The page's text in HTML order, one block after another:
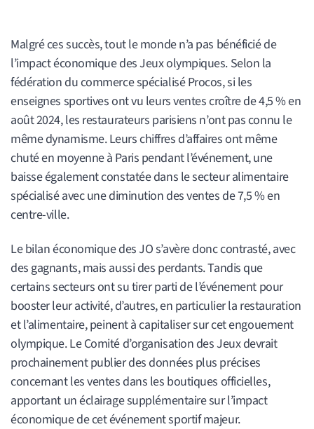
Malgré ces succès, tout le monde n’a pas bénéficié de
l’impact économique des Jeux olympiques. Selon la
fédération du commerce spécialisé Procos, si les
enseignes sportives ont vu leurs ventes croître de 4,5 % en
août 2024, les restaurateurs parisiens n’ont pas connu le
même dynamisme. Leurs chiffres d’affaires ont même
chuté en moyenne à Paris pendant l’événement, une
baisse également constatée dans le secteur alimentaire
spécialisé avec une diminution des ventes de 7,5 % en
centre-ville.
Le bilan économique des JO s’avère donc contrasté, avec
des gagnants, mais aussi des perdants. Tandis que
certains secteurs ont su tirer parti de l’événement pour
booster leur activité, d’autres, en particulier la restauration
et l’alimentaire, peinent à capitaliser sur cet engouement
olympique. Le Comité d’organisation des Jeux devrait
prochainement publier des données plus précises
concernant les ventes dans les boutiques officielles,
apportant un éclairage supplémentaire sur l’impact
économique de cet événement sportif majeur.